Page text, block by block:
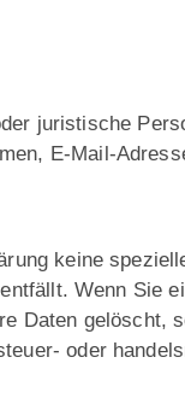
juristische
E-Mail-
keine
Wenn Sie
Daten
oder